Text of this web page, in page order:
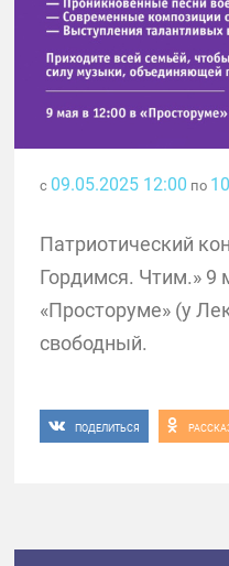
с 09.05.2025 12:00 по
Патриотический
Гордимся. Чтим.» 9
«Просторуме» (у
свободный.
ПОДЕЛИТЬСЯ